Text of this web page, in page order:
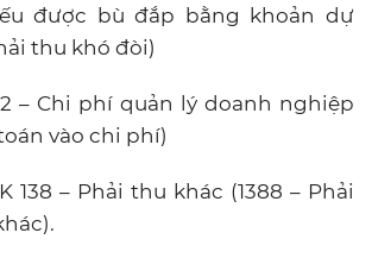
được bù đắp bằng khoản dự
thu khó đòi)
– Chi phí quản lý doanh nghiệp
vào chi phí)
138 – Phải thu khác (1388 – Phải